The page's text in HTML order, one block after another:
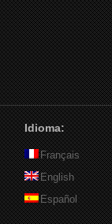
Idioma:
Français
English
Español